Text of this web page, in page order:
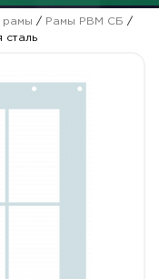
рамы / Рамы РВМ СБ /
сталь